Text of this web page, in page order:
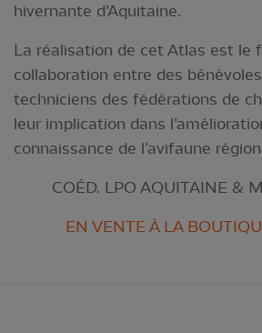
hivernante d’Aquitaine.
La réalisation de cet Atlas est le
collaboration entre des
techniciens des fédérations de
leur implication dans
connaissance de l’avifaune
COÉD. LPO AQUITAINE &
EN VENTE À LA